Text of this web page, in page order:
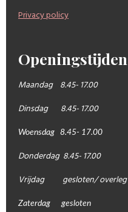
Privacy policy
Openingstijden
Maandag 8.45- 17.00
Dinsdag 8.45- 17.00
Woensdag 8.45- 17.00
Donderdag 8.45- 17.00
Vrijdag gesloten/ overleg
Zaterdag gesloten